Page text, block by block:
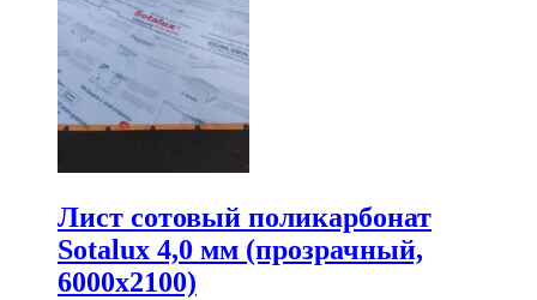
крышкой,
3
отвода
110мм
2,5
м
Лист сотовый поликарбонат
Sotalux 4,0 мм (прозрачный,
6000х2100)